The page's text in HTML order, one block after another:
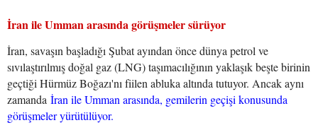
İran ile Umman arasında görüşmeler sürüyor
İran, savaşın başladığı Şubat ayından önce dünya petrol ve
sıvılaştırılmış doğal gaz (LNG) taşımacılığının yaklaşık beşte birinin
geçtiği Hürmüz Boğazı'nı fiilen abluka altında tutuyor. Ancak aynı
zamanda İran ile Umman arasında, gemilerin geçişi konusunda
görüşmeler yürütülüyor.